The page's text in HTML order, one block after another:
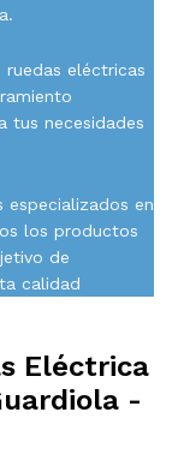
eléctricas
tus necesidades
en
los productos
de
calidad
Eléctrica
-